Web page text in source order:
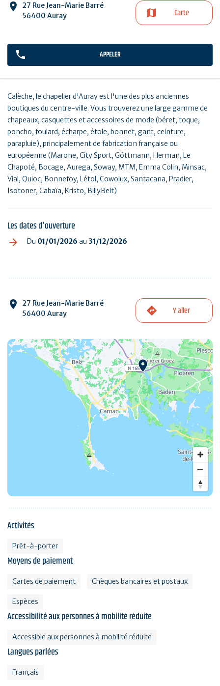
27 Rue Jean-Marie Barré
56400 Auray
Carte
APPELER
Calèche, le chapelier d'Auray est l'une des plus anciennes
boutiques du centre-ville. Vous trouverez une large gamme de
chapeaux, casquettes et accessoires de mode (béret, toque,
poncho, foulard, écharpe, étole, bonnet, gant, ceinture,
parapluie), principalement de fabrication française ou
européenne (Marone, City Sport, Göttmann, Herman, Le
Chapoté, Bocage, Aurega, Soway, MTM, Emma Colin, Minsac,
Vial, Quioc, Bonnefoy, Létol, Cowolux, Santacana, Pradier,
Isotoner, Cabaïa, Kristo, BillyBelt)
Les dates d'ouverture
Du 01/01/2026 au 31/12/2026
27 Rue Jean-Marie Barré
56400 Auray
Y aller
Activités
Prêt-à-porter
Moyens de paiement
Cartes de paiement Chèques bancaires et postaux
Espèces
Accessibilité aux personnes à mobilité réduite
Accessible aux personnes à mobilité réduite
Langues parlées
Français